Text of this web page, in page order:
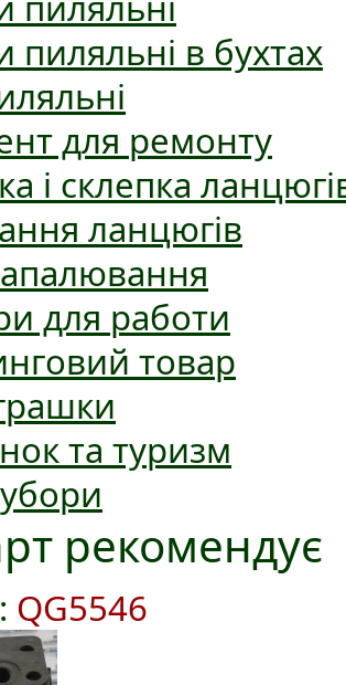
в бухтах
для ремонту
і склепка
ланцюгів
для работи
товар
та туризм
рекомендує
QG5546